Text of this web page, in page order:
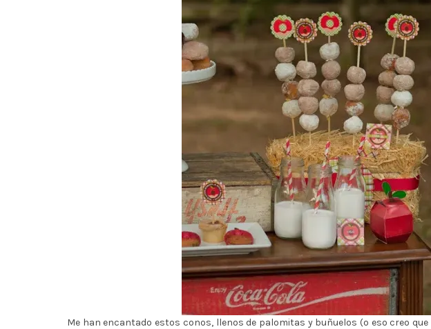
Me han encantado estos conos, llenos de palomitas y buñuelos (o eso creo